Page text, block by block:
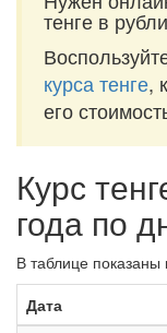
тенге в
курса тенге,
его
Курс
года по
В таблице
Дата